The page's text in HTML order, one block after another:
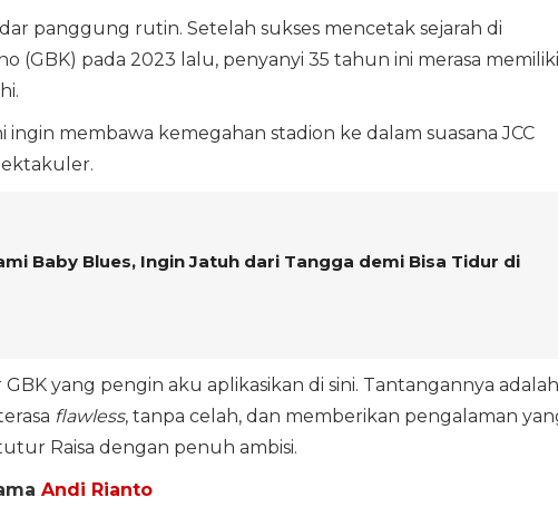
panggung rutin. Setelah sukses mencetak sejarah di
(GBK) pada 2023 lalu, penyanyi 35 tahun ini merasa memiliki
membawa kemegahan stadion ke dalam suasana JCC
Baby Blues, Ingin Jatuh dari Tangga demi Bisa Tidur di
yang pengin aku aplikasikan di sini. Tantangannya adalah
flawless, tanpa celah, dan memberikan pengalaman
Raisa dengan penuh ambisi.
Andi Rianto